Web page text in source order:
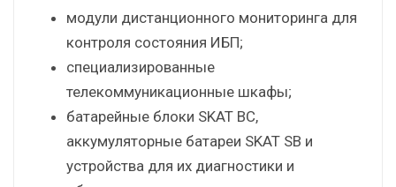
модули дистанционного мониторинга для
контроля состояния ИБП;
специализированные
телекоммуникационные шкафы;
батарейные блоки SKAT BC,
аккумуляторные батареи SKAT SB и
устройства для их диагностики и